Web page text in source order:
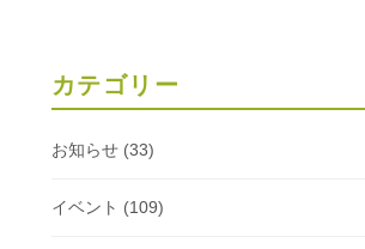
カテゴリー
お知らせ(33)
イベント (109)